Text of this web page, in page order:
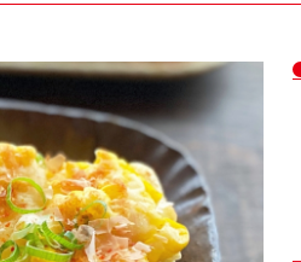
だしの素 だしパック